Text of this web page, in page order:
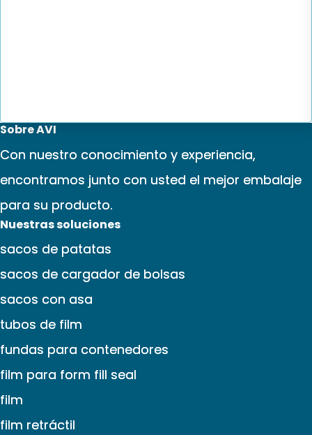
Sobre AVI
Con nuestro conocimiento y experiencia,
encontramos junto con usted el mejor embalaje
para su producto.
Nuestras soluciones
sacos de patatas
sacos de cargador de bolsas
sacos con asa
tubos de film
fundas para contenedores
film para form fill seal
film
film retráctil